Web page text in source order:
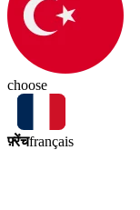
choose
फ़्रेंचfrançais